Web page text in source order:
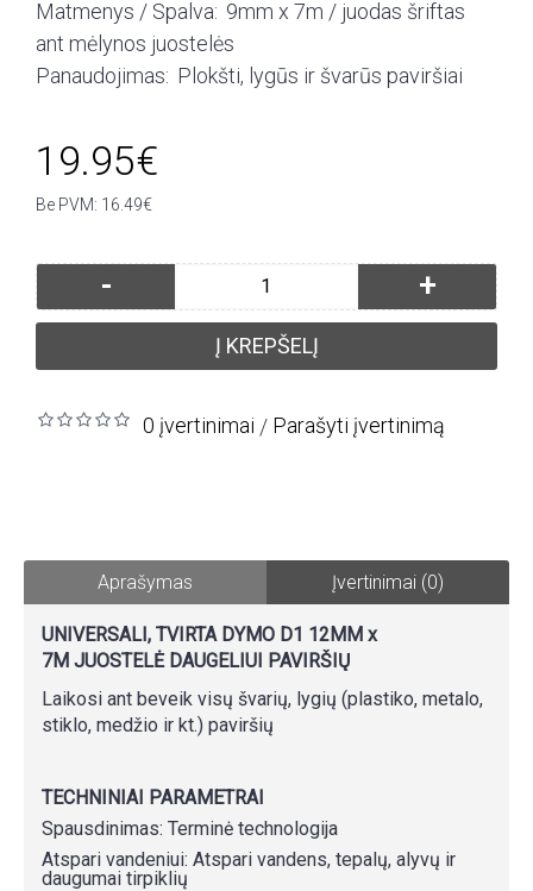
Matmenys / Spalva: 9mm x 7m / juodas šriftas
ant mėlynos juostelės
Panaudojimas: Plokšti, lygūs ir švarūs paviršiai
19.95€
Be PVM: 16.49€
- +
Į KREPŠELĮ
0 įvertinimai / Parašyti įvertinimą
Aprašymas Įvertinimai (0)
UNIVERSALI, TVIRTA DYMO D1 12MM x
7M JUOSTELĖ DAUGELIUI PAVIRŠIŲ
Laikosi ant beveik visų švarių, lygių (plastiko, metalo,
stiklo, medžio ir kt.) paviršių
TECHNINIAI PARAMETRAI
Spausdinimas: Terminė technologija
Atspari vandeniui: Atspari vandens, tepalų, alyvų ir
daugumai tirpiklių